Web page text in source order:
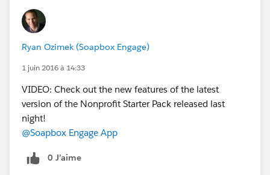
Ryan Ozimek (Soapbox Engage)
1 juin 2016 à 14:33
VIDEO: Check out the new features of the latest
version of the Nonprofit Starter Pack released last
night!
@Soapbox Engage App
0 J’aime